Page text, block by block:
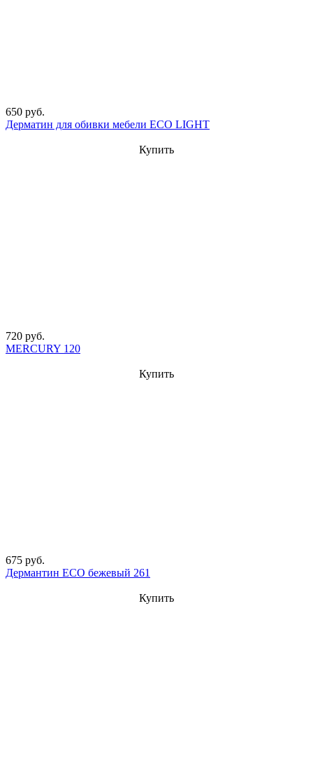
650 руб.
Дерматин для обивки мебели ECO LIGHT
Купить
720 руб.
MERCURY 120
Купить
675 руб.
Дермантин ECO бежевый 261
Купить